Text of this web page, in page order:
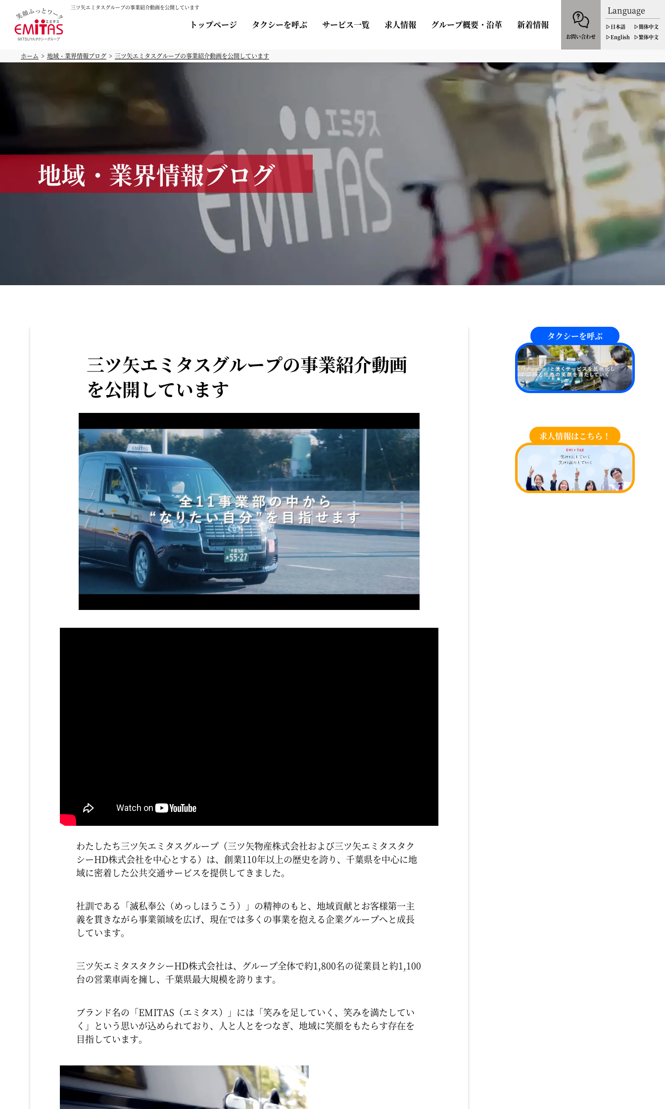
三ツ矢エミタスグループの事業紹介動画を公開しています
トップページ タクシーを呼ぶ サービス一覧 求人情報 グループ概要・沿革 新着情報
お問い合わせ
Language
▷日本語
▷簡体中文
▷English ▷繁体中文
ホーム 地域・業界情報ブログ 三ツ矢エミタスグループの事業紹介動画を公開しています
地域・業界情報ブログ
三ツ矢エミタスグループの事業紹介動画
を公開しています
わたしたち三ツ矢エミタスグループ（三ツ矢物産株式会社および三ツ矢エミタスタク
シーHD株式会社を中心とする）は、創業110年以上の歴史を誇り、千葉県を中心に地
域に密着した公共交通サービスを提供してきました​。
社訓である「滅私奉公（めっしほうこう）」の精神のもと、地域貢献とお客様第一主
義を貫きながら事業領域を広げ、現在では多くの事業を抱える企業グループへと成長
しています。
三ツ矢エミタスタクシーHD株式会社は、グループ全体で約1,800名の従業員と約1,100
台の営業車両を擁し​、千葉県最大規模を誇ります​。
ブランド名の「EMITAS（エミタス）」には「笑みを足していく、笑みを満たしてい
く」という思いが込められており​、人と人とをつなぎ、地域に笑顔をもたらす存在を
目指しています。
タクシーを呼ぶ
求人情報はこちら！